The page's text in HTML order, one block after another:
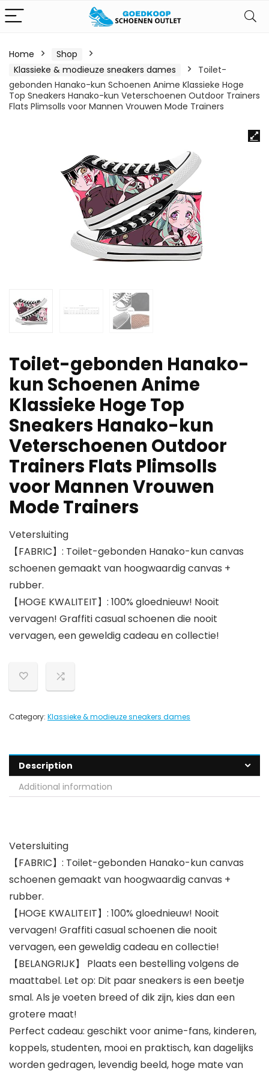
Home
Shop
Klassieke & modieuze sneakers dames
Toilet-
gebonden Hanako-kun Schoenen Anime Klassieke Hoge
Top Sneakers Hanako-kun Veterschoenen Outdoor Trainers
Flats Plimsolls voor Mannen Vrouwen Mode Trainers
Toilet-gebonden Hanako-
kun Schoenen Anime
Klassieke Hoge Top
Sneakers Hanako-kun
Veterschoenen Outdoor
Trainers Flats Plimsolls
voor Mannen Vrouwen
Mode Trainers
Vetersluiting
【FABRIC】: Toilet-gebonden Hanako-kun canvas
schoenen gemaakt van hoogwaardig canvas +
rubber.
【HOGE KWALITEIT】: 100% gloednieuw! Nooit
vervagen! Graffiti casual schoenen die nooit
vervagen, een geweldig cadeau en collectie!
Category: Klassieke & modieuze sneakers dames
Description
Additional information
Vetersluiting
【FABRIC】: Toilet-gebonden Hanako-kun canvas
schoenen gemaakt van hoogwaardig canvas +
rubber.
【HOGE KWALITEIT】: 100% gloednieuw! Nooit
vervagen! Graffiti casual schoenen die nooit
vervagen, een geweldig cadeau en collectie!
【BELANGRIJK】 Plaats een bestelling volgens de
maattabel. Let op: Dit paar sneakers is een beetje
smal. Als je voeten breed of dik zijn, kies dan een
grotere maat!
Perfect cadeau: geschikt voor anime-fans, kinderen,
koppels, studenten, mooi en praktisch, kan dagelijks
worden gedragen, levendig beeld, hoge mate van